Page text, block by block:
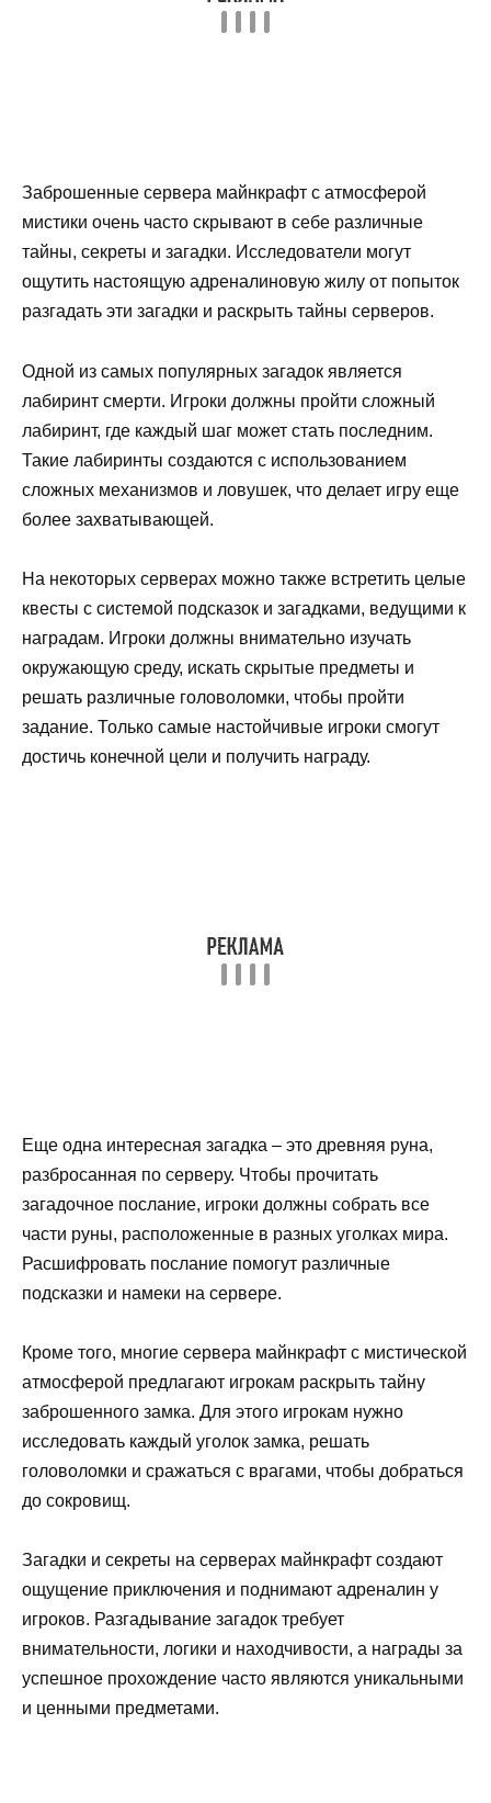
Заброшенные сервера майнкрафт с атмосферой
мистики очень часто скрывают в себе различные
тайны, секреты и загадки. Исследователи могут
ощутить настоящую адреналиновую жилу от попыток
разгадать эти загадки и раскрыть тайны серверов.
Одной из самых популярных загадок является
лабиринт смерти. Игроки должны пройти сложный
лабиринт, где каждый шаг может стать последним.
Такие лабиринты создаются с использованием
сложных механизмов и ловушек, что делает игру еще
более захватывающей.
На некоторых серверах можно также встретить целые
квесты с системой подсказок и загадками, ведущими к
наградам. Игроки должны внимательно изучать
окружающую среду, искать скрытые предметы и
решать различные головоломки, чтобы пройти
задание. Только самые настойчивые игроки смогут
достичь конечной цели и получить награду.
Еще одна интересная загадка – это древняя руна,
разбросанная по серверу. Чтобы прочитать
загадочное послание, игроки должны собрать все
части руны, расположенные в разных уголках мира.
Расшифровать послание помогут различные
подсказки и намеки на сервере.
Кроме того, многие сервера майнкрафт с мистической
атмосферой предлагают игрокам раскрыть тайну
заброшенного замка. Для этого игрокам нужно
исследовать каждый уголок замка, решать
головоломки и сражаться с врагами, чтобы добраться
до сокровищ.
Загадки и секреты на серверах майнкрафт создают
ощущение приключения и поднимают адреналин у
игроков. Разгадывание загадок требует
внимательности, логики и находчивости, а награды за
успешное прохождение часто являются уникальными
и ценными предметами.